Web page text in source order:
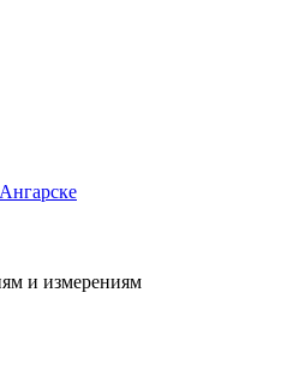
и измерениям